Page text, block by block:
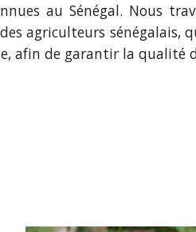
au Sénégal. Nous
agriculteurs sénégalais,
afin de garantir la qualité